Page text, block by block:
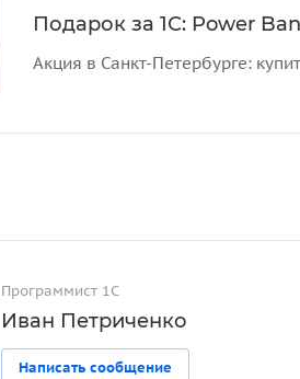
Подарок за 1С: Power
Акция в Санкт-Петербурге:
Программист 1С
Иван Петриченко
Написать сообщение